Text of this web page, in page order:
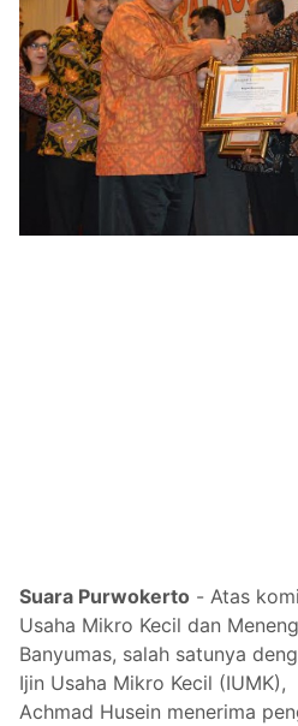
Suara Purwokerto - Atas
Usaha Mikro Kecil dan
Banyumas, salah satunya
Ijin Usaha Mikro Kecil (IUMK),
Achmad Husein menerima